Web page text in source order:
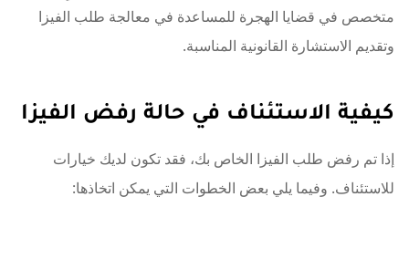
متخصص في قضايا الهجرة للمساعدة في معالجة طلب الفيزا
وتقديم الاستشارة القانونية المناسبة.
كيفية الاستئناف في حالة رفض الفيزا
إذا تم رفض طلب الفيزا الخاص بك، فقد تكون لديك خيارات
للاستئناف. وفيما يلي بعض الخطوات التي يمكن اتخاذها: